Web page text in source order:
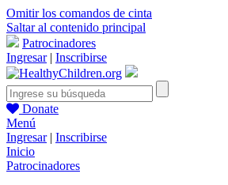
Omitir los comandos de cinta
Saltar al contenido principal
Patrocinadores
Ingresar| Inscribirse
Donate
Menú
Ingresar| Inscribirse
Inicio
Patrocinadores